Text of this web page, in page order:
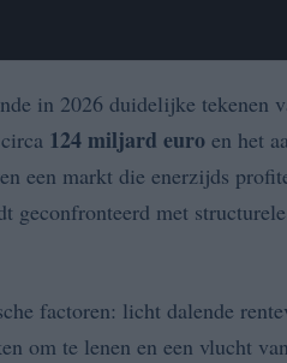
in 2026 duidelijke tekenen
124 miljard euro en het
een markt die enerzijds
geconfronteerd met
factoren: licht dalende
om te lenen en een vlucht